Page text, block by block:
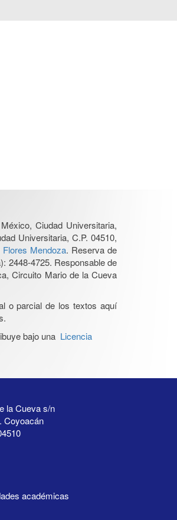
Ciudad Universitaria,
Universitaria, C.P. 04510,
Mendoza. Reserva de
2448-4725. Responsable de
Circuito Mario de la Cueva
o parcial de los textos aquí
bajo una Licencia
la Cueva s/n
Coyoacán
académicas